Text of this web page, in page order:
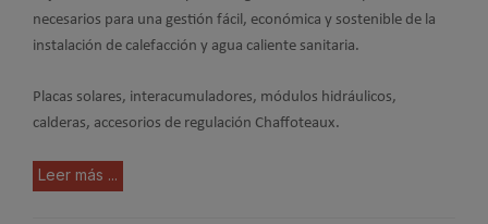
necesarios para una gestión fácil, económica y sostenible de la
instalación de calefacción y agua caliente sanitaria.
Placas solares, interacumuladores, módulos hidráulicos,
calderas, accesorios de regulación Chaffoteaux.
Leer más ...